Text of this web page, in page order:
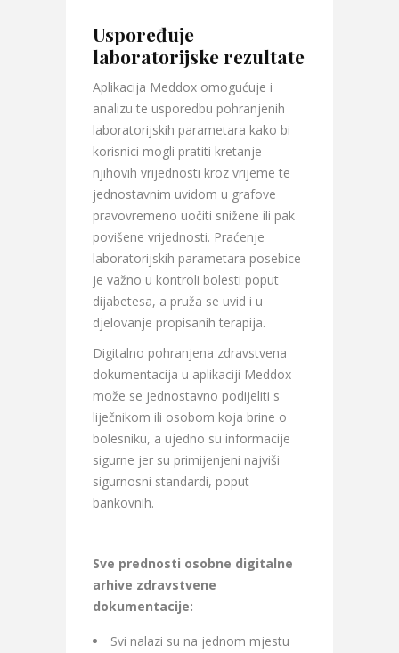
Uspoređuje
laboratorijske rezultate
Aplikacija Meddox omogućuje i
analizu te usporedbu pohranjenih
laboratorijskih parametara kako bi
korisnici mogli pratiti kretanje
njihovih vrijednosti kroz vrijeme te
jednostavnim uvidom u grafove
pravovremeno uočiti snižene ili pak
povišene vrijednosti. Praćenje
laboratorijskih parametara posebice
je važno u kontroli bolesti poput
dijabetesa, a pruža se uvid i u
djelovanje propisanih terapija.
Digitalno pohranjena zdravstvena
dokumentacija u aplikaciji Meddox
može se jednostavno podijeliti s
liječnikom ili osobom koja brine o
bolesniku, a ujedno su informacije
sigurne jer su primijenjeni najviši
sigurnosni standardi, poput
bankovnih.
Sve prednosti osobne digitalne
arhive zdravstvene
dokumentacije:
Svi nalazi su na jednom mjestu